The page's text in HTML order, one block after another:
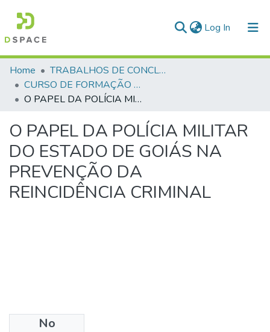
Log In (current)
Communities & Collections
All of DSpace
Home
TRABALHOS DE CONCLUSÃO DE CURSO - CFP (CURSO DE FORMAÇÃO DE PRAÇAS)
CURSO DE FORMAÇÃO DE PRAÇAS - CFP- 2025 - 2ª Turma
O PAPEL DA POLÍCIA MILITAR DO ESTADO DE GOIÁS NA PREVENÇÃO DA REINCIDÊNCIA CRIMINAL
O PAPEL DA POLÍCIA MILITAR
DO ESTADO DE GOIÁS NA
PREVENÇÃO DA
REINCIDÊNCIA CRIMINAL
No